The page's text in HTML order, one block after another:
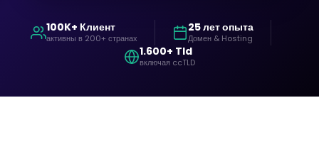
100K+ Клиент
активны в 200+ странах
25 лет опыта
Домен & Hosting
1.600+ Tld
включая ccTLD